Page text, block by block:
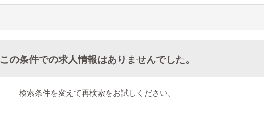
この条件での求人情報はありませんでした。
検索条件を変えて再検索をお試しください。